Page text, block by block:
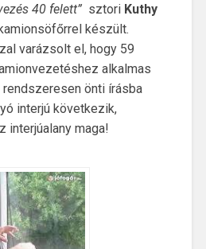
40 felett”sztori Kuthy
készült.
varázsolt el, hogy 59
alkalmas
rendszeresen önti írásba
interjú következik,
interjúalany maga!